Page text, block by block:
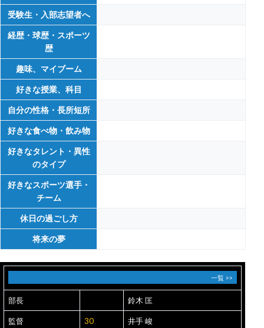
受験生・入部志望者へ
経歴・球歴・スポーツ
歴
趣味、マイブーム
好きな授業、科目
自分の性格・長所短所
好きな食べ物・飲み物
好きなタレント・異性
のタイプ
好きなスポーツ選手・
チーム
休日の過ごし方
将来の夢
一覧 >>
部長 鈴木 匡
監督 30 井手 峻